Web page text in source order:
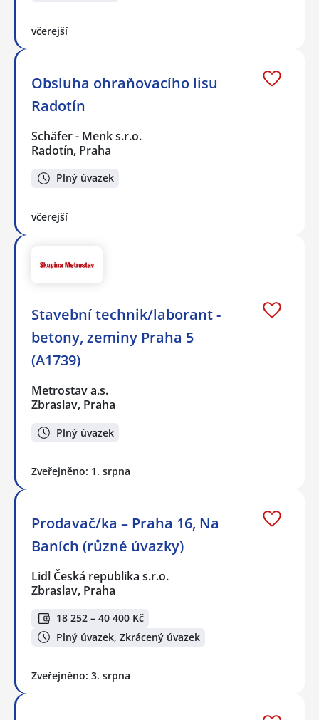
včerejší
Obsluha ohraňovacího lisu
Radotín
Schäfer - Menk s.r.o.
Radotín, Praha
Plný úvazek
včerejší
Stavební technik/laborant -
betony, zeminy Praha 5
(A1739)
Metrostav a.s.
Zbraslav, Praha
Plný úvazek
Zveřejněno: 1. srpna
Prodavač/ka – Praha 16, Na
Baních (různé úvazky)
Lidl Česká republika s.r.o.
Zbraslav, Praha
18 252 – 40 400 Kč
Plný úvazek, Zkrácený úvazek
Zveřejněno: 3. srpna